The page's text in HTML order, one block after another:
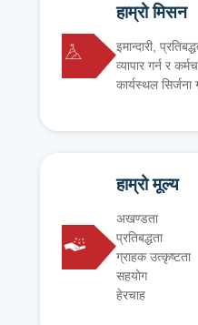
हाम्रो मिसन
इमान्दारी,
व्यापार गर्न र
कार्यस्थल सिर्जना
हाम्रो मूल्य
अखण्डता
प्रतिबद्धता
ग्राहक उत्कृष्टता
सहयोग
हेरचाह